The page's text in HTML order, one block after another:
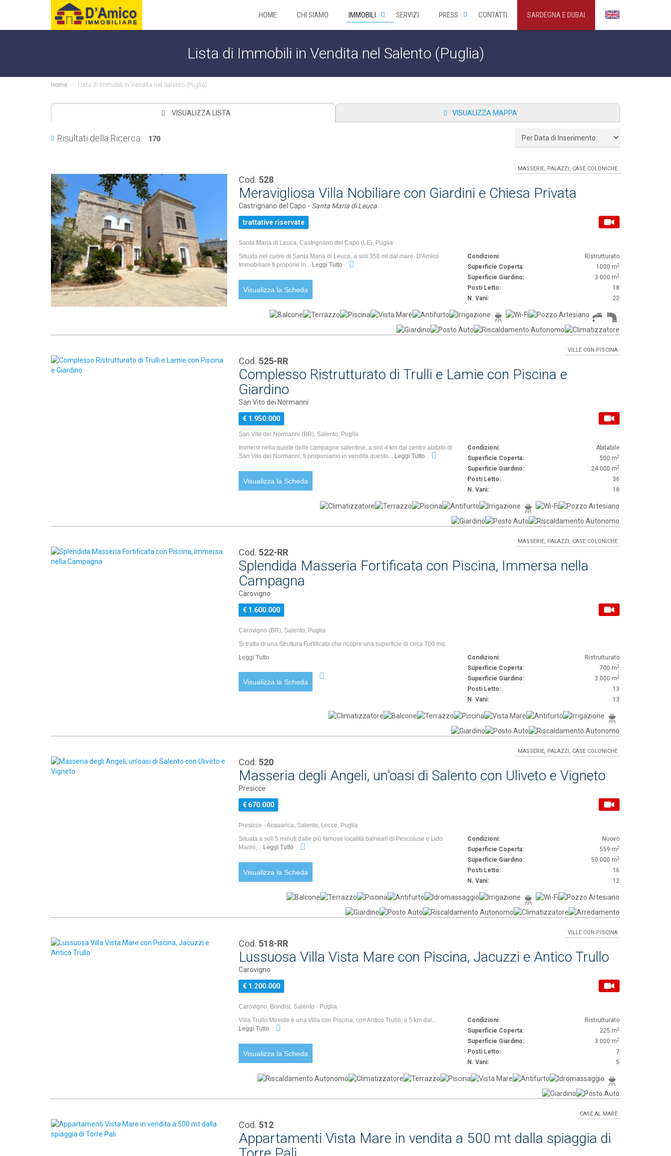
HOME CHI SIAMO IMMOBILI SERVIZI PRESS CONTATTI SARDEGNA E DUBAI
Lista di Immobili in Vendita nel Salento (Puglia)
Home Lista di Immobili in Vendita nel Salento (Puglia)
VISUALIZZA LISTA VISUALIZZA MAPPA
Risultati della Ricerca: 170
MASSERIE, PALAZZI, CASE COLONICHE
Cod. 528
Meravigliosa Villa Nobiliare con Giardini e Chiesa Privata
Castrignano del Capo - Santa Maria di Leuca
trattative riservate
Santa Maria di Leuca, Castrignano del Capo (LE), Puglia
Situata nel cuore di Santa Maria di Leuca, a soli 350 mt dal mare, D'Amico
Immobiliare ti propone in... Leggi Tutto
Visualizza la Scheda
Condizioni:
Ristrutturato
Superficie Coperta:
1000 m2
Superficie Giardino: 3.000 m2
Posti Letto:
18
N. Vani:
22
VILLE CON PISCINA
Cod. 525-RR
Complesso Ristrutturato di Trulli e Lamie con Piscina e
Giardino
San Vito dei Normanni
€ 1.950.000
San Vito dei Normanni (BR), Salento, Puglia
Immersi nella quiete delle campagne salentine, a soli 4 km dal centro abitato di
San Vito dei Normanni, ti proponiamo in vendita questo... Leggi Tutto
Visualizza la Scheda
Condizioni:
Abitabile
Superficie Coperta:
500 m2
Superficie Giardino: 24.000 m2
Posti Letto:
36
N. Vani:
18
MASSERIE, PALAZZI, CASE COLONICHE
Cod. 522-RR
Splendida Masseria Fortificata con Piscina, Immersa nella
Campagna
Carovigno
€ 1.600.000
Carovigno (BR), Salento, Puglia
Si tratta di una Struttura Fortificata che ricopre una superficie di circa 700 mq.
Leggi Tutto
Visualizza la Scheda
Condizioni:
Ristrutturato
Superficie Coperta:
700 m2
Superficie Giardino: 3.000 m2
Posti Letto:
13
N. Vani:
13
MASSERIE, PALAZZI, CASE COLONICHE
Cod. 520
Masseria degli Angeli, un'oasi di Salento con Uliveto e Vigneto
Presicce
€ 670.000
Presicce - Acquarica, Salento, Lecce, Puglia
Situata a soli 5 minuti dalle più famose località balneari di Pescoluse e Lido
Marini,... Leggi Tutto
Visualizza la Scheda
Condizioni:
Nuovo
Superficie Coperta:
559 m2
Superficie Giardino: 50.000 m2
Posti Letto:
16
N. Vani:
12
VILLE CON PISCINA
Cod. 518-RR
Lussuosa Villa Vista Mare con Piscina, Jacuzzi e Antico Trullo
Carovigno
€ 1.200.000
Carovigno, Brindisi, Salento - Puglia
Villa Trullo Mireide è una Villa con Piscina, con Antico Trullo, a 5 km dal...
Leggi Tutto
Visualizza la Scheda
Condizioni:
Ristrutturato
Superficie Coperta:
225 m2
Superficie Giardino: 3.000 m2
Posti Letto:
7
N. Vani:
5
CASE AL MARE
Cod. 512
Appartamenti Vista Mare in vendita a 500 mt dalla spiaggia di